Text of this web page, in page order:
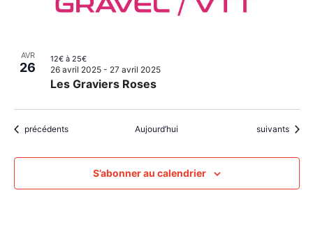
AVR
26
Les Graviers Roses
26 avril 2025- 27 avril 2025
12€ à 25€
Évènements
précédents Aujourd’hui Évènements
suivants
S’abonner au calendrier